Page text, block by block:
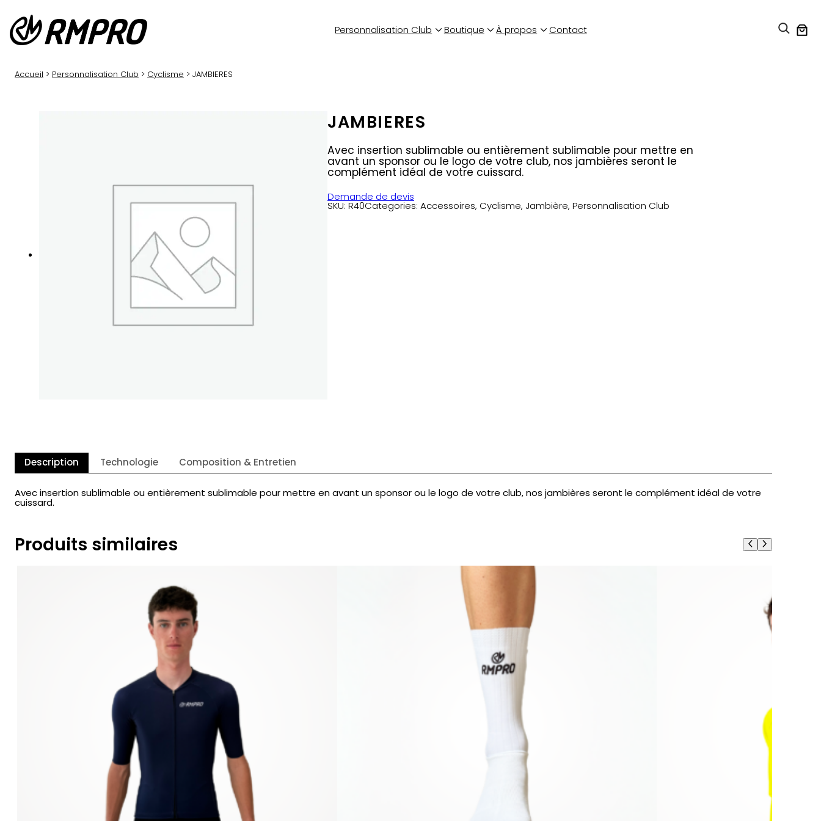
contenu Personnalisation Club Boutique À propos Contact
Accueil > Personnalisation Club > Cyclisme > JAMBIERES
JAMBIERES
Avec insertion sublimable ou entièrement sublimable pour mettre en
avant un sponsor ou le logo de votre club, nos jambières seront le
complément idéal de votre cuissard.
Demande de devis
SKU:R40Categories: Accessoires, Cyclisme, Jambière, Personnalisation Club
Description Technologie Composition & Entretien
Avec insertion sublimable ou entièrement sublimable pour mettre en avant un sponsor ou le logo de votre club, nos jambières seront le complément idéal de votre
cuissard.
Produits similaires